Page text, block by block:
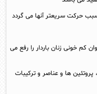
حرکت سریعتر آنها می گردد
کم خونی زنان باردار را رفع می
ها و عناصر و ترکیبات